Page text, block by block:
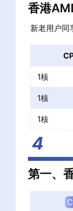
香港
新老用户同
1核
1核
1核
第一、